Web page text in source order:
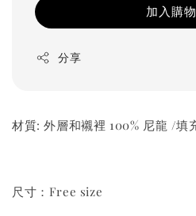
加入購
分享
材質: 外層和襯裡 100% 尼龍 /填
尺寸：Free size